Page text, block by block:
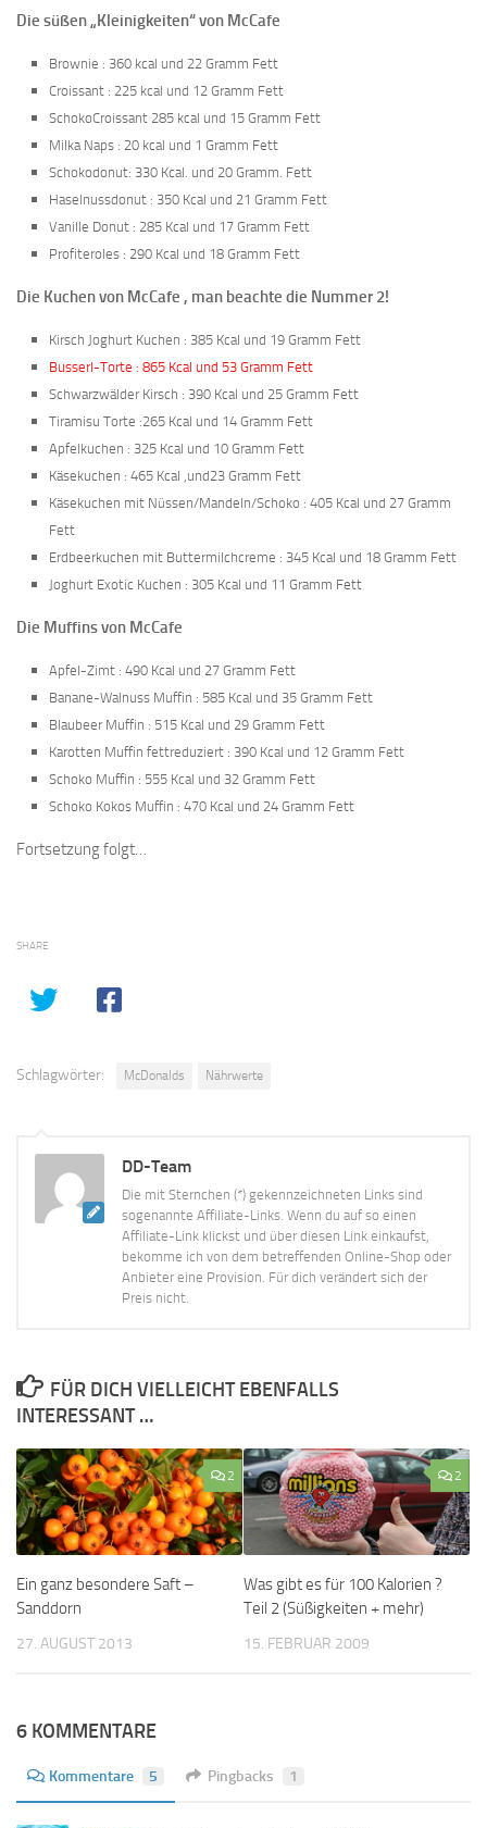
Die süßen „Kleinigkeiten“ von McCafe
Brownie : 360 kcal und 22 Gramm Fett
Croissant : 225 kcal und 12 Gramm Fett
SchokoCroissant 285 kcal und 15 Gramm Fett
Milka Naps : 20 kcal und 1 Gramm Fett
Schokodonut: 330 Kcal. und 20 Gramm. Fett
Haselnussdonut : 350 Kcal und 21 Gramm Fett
Vanille Donut : 285 Kcal und 17 Gramm Fett
Profiteroles : 290 Kcal und 18 Gramm Fett
Die Kuchen von McCafe , man beachte die Nummer 2!
Kirsch Joghurt Kuchen : 385 Kcal und 19 Gramm Fett
Busserl-Torte : 865 Kcal und 53 Gramm Fett
Schwarzwälder Kirsch : 390 Kcal und 25 Gramm Fett
Tiramisu Torte :265 Kcal und 14 Gramm Fett
Apfelkuchen : 325 Kcal und 10 Gramm Fett
Käsekuchen : 465 Kcal ,und23 Gramm Fett
Käsekuchen mit Nüssen/Mandeln/Schoko : 405 Kcal und 27 Gramm
Fett
Erdbeerkuchen mit Buttermilchcreme : 345 Kcal und 18 Gramm Fett
Joghurt Exotic Kuchen : 305 Kcal und 11 Gramm Fett
Die Muffins von McCafe
Apfel-Zimt : 490 Kcal und 27 Gramm Fett
Banane-Walnuss Muffin : 585 Kcal und 35 Gramm Fett
Blaubeer Muffin : 515 Kcal und 29 Gramm Fett
Karotten Muffin fettreduziert : 390 Kcal und 12 Gramm Fett
Schoko Muffin : 555 Kcal und 32 Gramm Fett
Schoko Kokos Muffin : 470 Kcal und 24 Gramm Fett
Fortsetzung folgt…
SHARE
Schlagwörter: McDonalds Nährwerte
DD-Team
Die mit Sternchen (*) gekennzeichneten Links sind
sogenannte Affiliate-Links. Wenn du auf so einen
Affiliate-Link klickst und über diesen Link einkaufst,
bekomme ich von dem betreffenden Online-Shop oder
Anbieter eine Provision. Für dich verändert sich der
Preis nicht.
FÜR DICH VIELLEICHT EBENFALLS
INTERESSANT …
2
Ein ganz besondere Saft –
Sanddorn
27. AUGUST 2013
2
Was gibt es für 100 Kalorien ?
Teil 2 (Süßigkeiten + mehr)
15. FEBRUAR 2009
6 KOMMENTARE
Kommentare 5 Pingbacks 1